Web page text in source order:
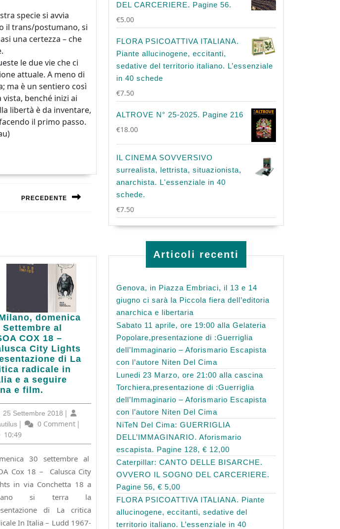
specie si avvia
il trans/postumano, si
una certezza – che
le due vie che ci
attuale. A meno di
ma è un sentiero così
benché inizi ai
libertà è da inventare,
il primo passo.
PRECEDENTE
domenica
Settembre al
COX 18 –
City Lights
di La
radicale in
e a seguire
e film.
25 Settembre 201825
Settembre
|
nautilus
| 0 Comment |
10:49
30 settembre al
Cox 18 – Calusca City
in via Conchetta 18 a
si terra la
di La critica
In Italia – Ludd 1967-
DEL CARCERIERE. Pagine 56.
€5.00
FLORA PSICOATTIVA ITALIANA.
Piante allucinogene, eccitanti,
sedative del territorio italiano. L’essenziale
in 40 schede
€7.50
ALTROVE N° 25-2025. Pagine 216
€18.00
IL CINEMA SOVVERSIVO
surrealista, lettrista, situazionista,
anarchista. L'essenziale in 40
schede.
€7.50
Articoli recenti
Genova, in Piazza Embriaci, il 13 e 14
giugno ci sarà la Piccola fiera dell’editoria
anarchica e libertaria
Sabato 11 aprile, ore 19:00 alla Gelateria
Popolare,presentazione di :Guerriglia
dell’Immaginario – Aforismario Escapista
con l’autore Niten Del Cima
Lunedi 23 Marzo, ore 21:00 alla cascina
Torchiera,presentazione di :Guerriglia
dell’Immaginario – Aforismario Escapista
con l’autore Niten Del Cima
NiTeN Del Cima: GUERRIGLIA
DELL’IMMAGINARIO. Aforismario
escapista. Pagine 128, € 12,00
Caterpillar: CANTO DELLE BISARCHE.
OVVERO IL SOGNO DEL CARCERIERE.
Pagine 56, € 5,00
FLORA PSICOATTIVA ITALIANA. Piante
allucinogene, eccitanti, sedative del
territorio italiano. L’essenziale in 40